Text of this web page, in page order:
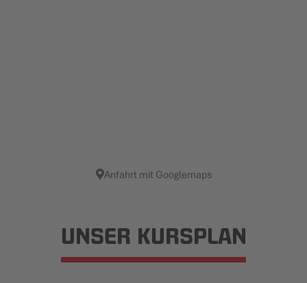
Anfahrt mit Googlemaps
UNSER KURSPLAN